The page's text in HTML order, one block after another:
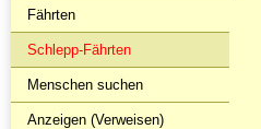
Fährten
Schlepp-Fährten
Menschen suchen
Anzeigen (Verweisen)